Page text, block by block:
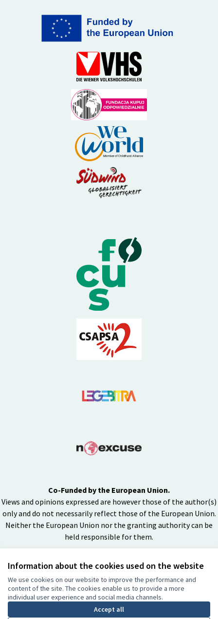
Information about the cookies used on the website
We use cookies on our website to improve the performance and
content of the site. The cookies enable us to provide a more
individual user experience and social media channels.
Accept all
Co-Funded by the European Union.
Views and opinions expressed are however those of the author(s)
only and do not necessarily reflect those of the European Union.
Neither the European Union nor the granting authority can be
held responsible for them.
(Collegamento esterno)
Sito web creato consoftware libero
Licenza
BY